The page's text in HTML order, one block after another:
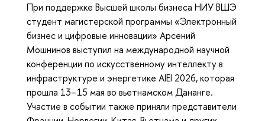
При поддержке Высшей школы бизнеса НИУ ВШЭ
студент магистерской программы «Электронный
бизнес и цифровые инновации» Арсений
Мошнинов выступил на международной научной
конференции по искусственному интеллекту в
инфраструктуре и энергетике AIEI 2026, которая
прошла 13–15 мая во вьетнамском Дананге.
Участие в событии также приняли представители